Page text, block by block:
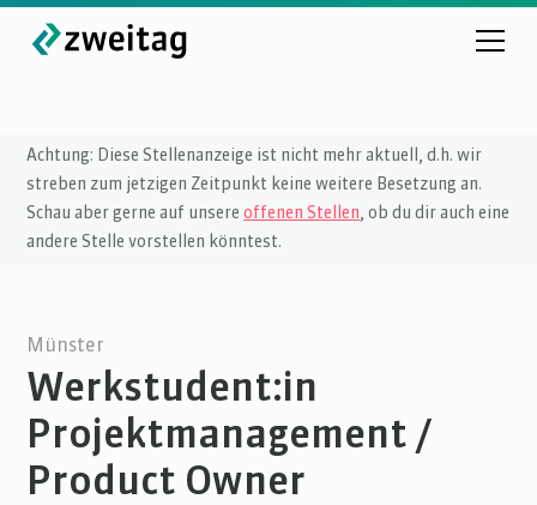
Achtung: Diese Stellenanzeige ist nicht mehr aktuell, d.h. wir
streben zum jetzigen Zeitpunkt keine weitere Besetzung an.
Schau aber gerne auf unsereoffenen Stellen, ob du dir auch eine
andere Stelle vorstellen könntest.
Münster
Werkstudent:in
Projektmanagement /
Product Owner